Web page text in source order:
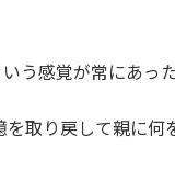
う感覚が常にあっ
取り戻して親に